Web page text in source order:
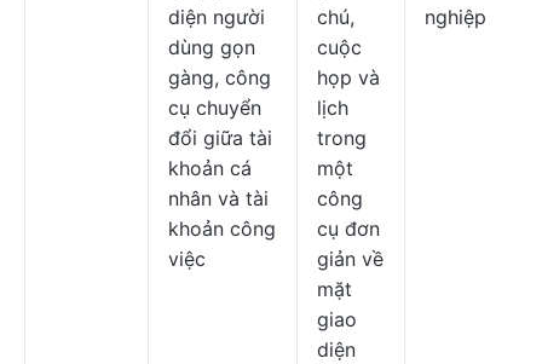
diện người
dùng gọn
gàng, công
cụ chuyển
đổi giữa tài
khoản cá
nhân và tài
khoản công
việc
chú,
cuộc
họp và
lịch
trong
một
công
cụ đơn
giản về
mặt
giao
diện
nghiệp